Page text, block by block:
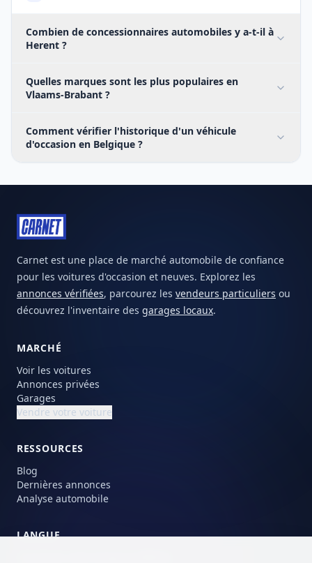
Combien de concessionnaires automobiles y a-t-il à
Herent ?
Quelles marques sont les plus populaires en
Vlaams-Brabant ?
Comment vérifier l'historique d'un véhicule
d'occasion en Belgique ?
Carnet est une place de marché automobile de confiance
pour les voitures d'occasion et neuves. Explorez les
annonces vérifiées, parcourez les vendeurs particuliers ou
découvrez l'inventaire des garages locaux.
MARCHÉ
Voir les voitures
Annonces privées
Garages
Vendre votre voiture
RESSOURCES
Blog
Dernières annonces
Analyse automobile
LANGUE